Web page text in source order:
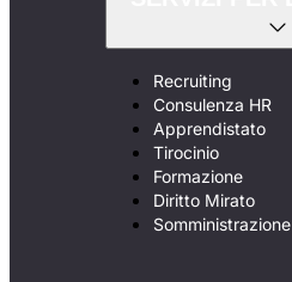
Recruiting
Consulenza HR
Apprendistato
Tirocinio
Formazione
Diritto Mirato
Somministrazione